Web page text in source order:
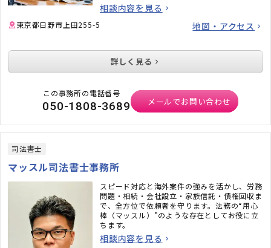
相談内容を見る
東京都日野市上田255-5 地図・アクセス
詳しく見る
この事務所の電話番号
050-1808-3689 メールでお問い合わせ
司法書士
マッスル司法書士事務所
スピード対応と海外案件の強みを活かし、労務
問題・相続・会社設立・家族信託・債権回収ま
で、全方位で依頼者を守ります。法務の“用心
棒（マッスル）”のような存在としてお役に立
ちます。
相談内容を見る